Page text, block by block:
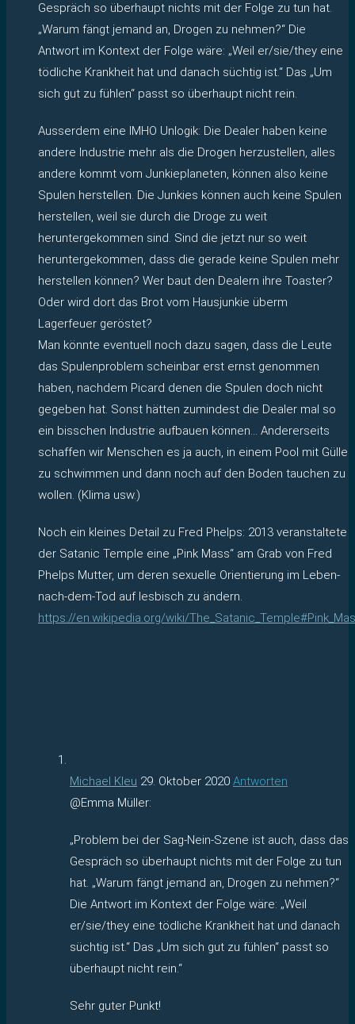
Gespräch so überhaupt nichts mit der Folge zu tun hat.
„Warum fängt jemand an, Drogen zu nehmen?“ Die
Antwort im Kontext der Folge wäre: „Weil er/sie/they eine
tödliche Krankheit hat und danach süchtig ist.“ Das „Um
sich gut zu fühlen“ passt so überhaupt nicht rein.
Ausserdem eine IMHO Unlogik: Die Dealer haben keine
andere Industrie mehr als die Drogen herzustellen, alles
andere kommt vom Junkieplaneten, können also keine
Spulen herstellen. Die Junkies können auch keine Spulen
herstellen, weil sie durch die Droge zu weit
heruntergekommen sind. Sind die jetzt nur so weit
heruntergekommen, dass die gerade keine Spulen mehr
herstellen können? Wer baut den Dealern ihre Toaster?
Oder wird dort das Brot vom Hausjunkie überm
Lagerfeuer geröstet?
Man könnte eventuell noch dazu sagen, dass die Leute
das Spulenproblem scheinbar erst ernst genommen
haben, nachdem Picard denen die Spulen doch nicht
gegeben hat. Sonst hätten zumindest die Dealer mal so
ein bisschen Industrie aufbauen können… Andererseits
schaffen wir Menschen es ja auch, in einem Pool mit Gülle
zu schwimmen und dann noch auf den Boden tauchen zu
wollen. (Klima usw.)
Noch ein kleines Detail zu Fred Phelps: 2013 veranstaltete
der Satanic Temple eine „Pink Mass“ am Grab von Fred
Phelps Mutter, um deren sexuelle Orientierung im Leben-
nach-dem-Tod auf lesbisch zu ändern.
https://en.wikipedia.org/wiki/
Michael Kleu 29. Oktober 2020 Antworten
@Emma Müller:
„Problem bei der Sag-Nein-Szene ist auch, dass das
Gespräch so überhaupt nichts mit der Folge zu tun
hat. „Warum fängt jemand an, Drogen zu nehmen?“
Die Antwort im Kontext der Folge wäre: „Weil
er/sie/they eine tödliche Krankheit hat und danach
süchtig ist.“ Das „Um sich gut zu fühlen“ passt so
überhaupt nicht rein.“
Sehr guter Punkt!